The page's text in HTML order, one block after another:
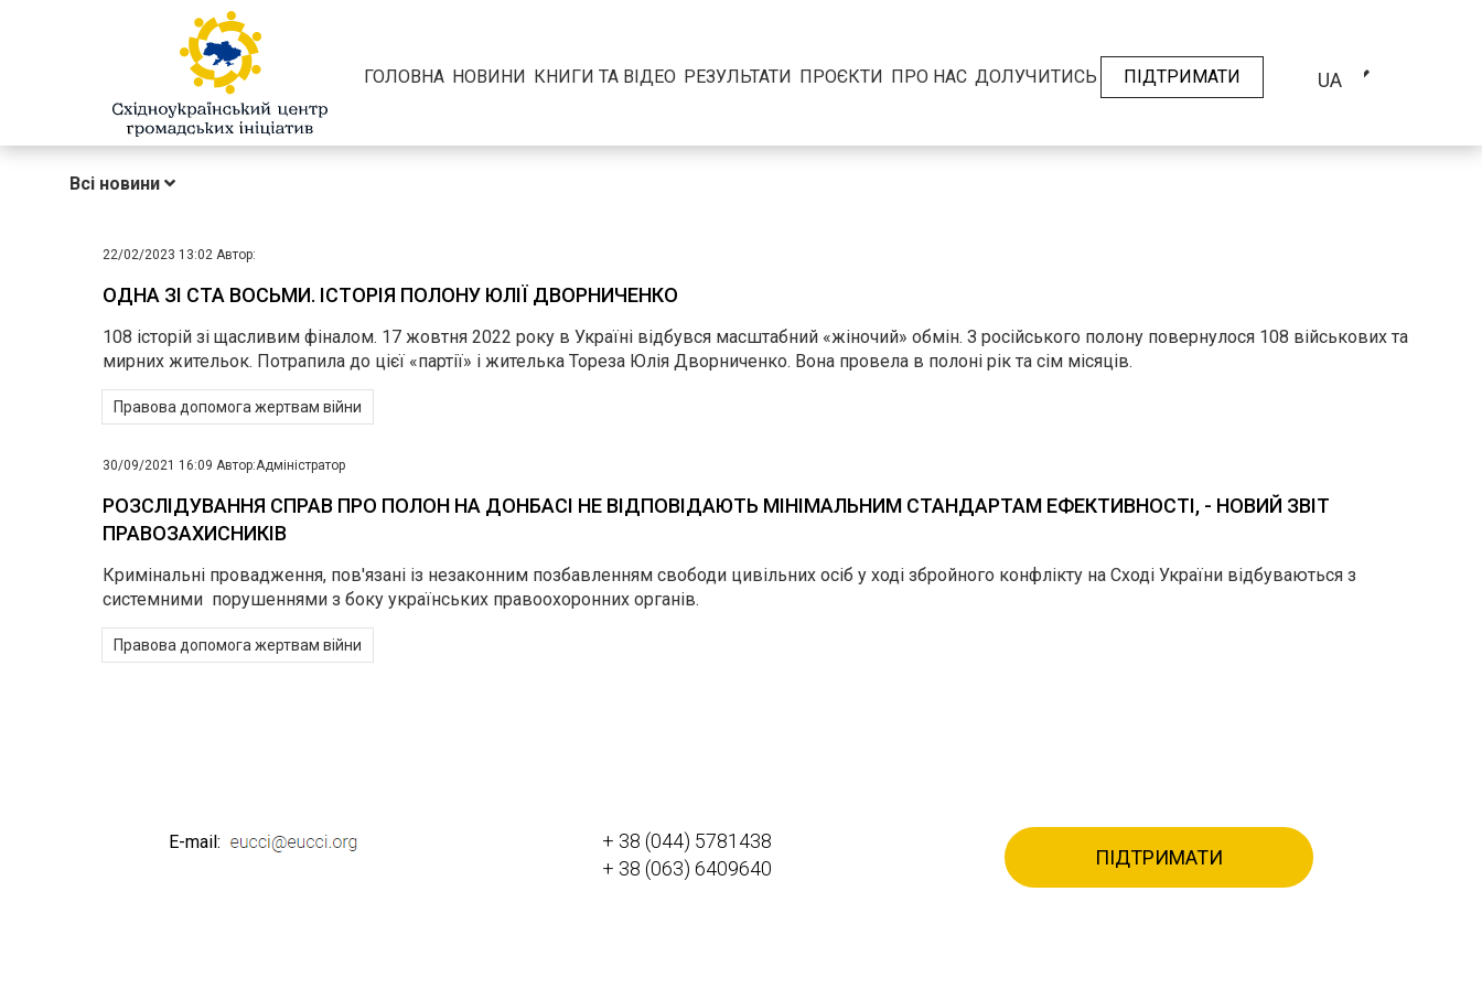
ГОЛОВНА НОВИНИ КНИГИ ТА ВІДЕО РЕЗУЛЬТАТИ ПРОЄКТИ ПРО НАС ДОЛУЧИТИСЬ ПІДТРИМАТИ UA
Всі новини
22/02/2023 13:02 Автор:
ОДНА ЗІ СТА ВОСЬМИ. ІСТОРІЯ ПОЛОНУ ЮЛІЇ ДВОРНИЧЕНКО
108 історій зі щасливим фіналом. 17 жовтня 2022 року в Україні відбувся масштабний «жіночий» обмін. З російського полону повернулося 108 військових та
мирних жительок. Потрапила до цієї «партії» і жителька Тореза Юлія Дворниченко. Вона провела в полоні рік та сім місяців.
Правова допомога жертвам війни
30/09/2021 16:09 Автор:Адміністратор
РОЗСЛІДУВАННЯ СПРАВ ПРО ПОЛОН НА ДОНБАСІ НЕ ВІДПОВІДАЮТЬ МІНІМАЛЬНИМ СТАНДАРТАМ ЕФЕКТИВНОСТІ, - НОВИЙ ЗВІТ
ПРАВОЗАХИСНИКІВ
Кримінальні провадження, пов'язані із незаконним позбавленням свободи цивільних осіб у ході збройного конфлікту на Сході України відбуваються з
системними порушеннями з боку українських правоохоронних органів.
Правова допомога жертвам війни
E-mail:
+ 38 (044) 5781438
+ 38 (063) 6409640
ПІДТРИМАТИ